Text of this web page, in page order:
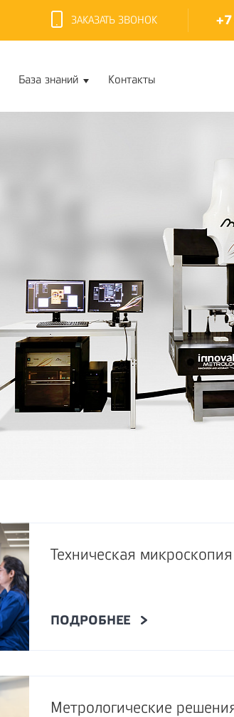
ЗАКАЗАТЬ ЗВОНОК
База знаний Контакты
Техническая микроскопия
ПОДРОБНЕЕ
Метрологические